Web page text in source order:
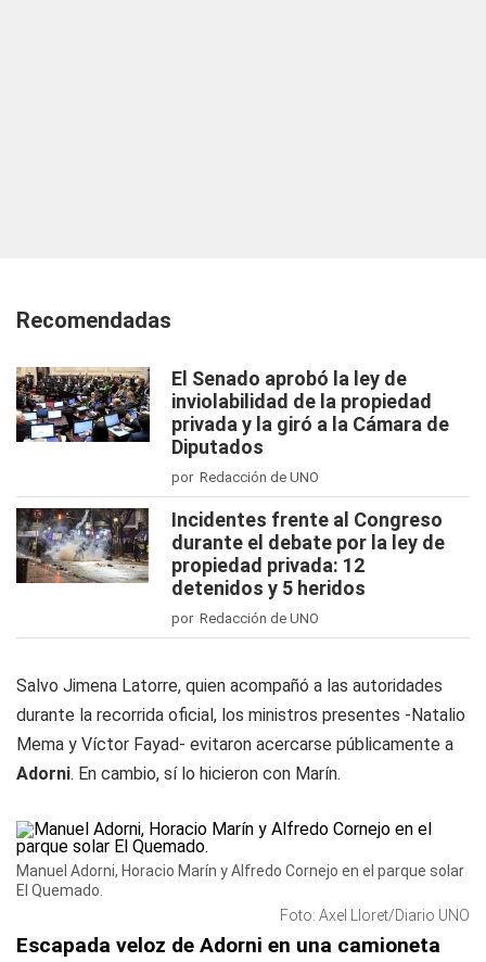
Recomendadas
El Senado aprobó la ley de
inviolabilidad de la propiedad
privada y la giró a la Cámara de
Diputados
por Redacción de UNO
Incidentes frente al Congreso
durante el debate por la ley de
propiedad privada: 12
detenidos y 5 heridos
por Redacción de UNO
Salvo Jimena Latorre, quien acompañó a las autoridades
durante la recorrida oficial, los ministros presentes -Natalio
Mema y Víctor Fayad- evitaron acercarse públicamente a
Adorni. En cambio, sí lo hicieron con Marín.
Manuel Adorni, Horacio Marín y Alfredo Cornejo en el parque solar
El Quemado.
Foto: Axel Lloret/Diario UNO
Escapada veloz de Adorni en una camioneta